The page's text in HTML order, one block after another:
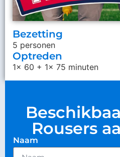
Bezetting
5 personen
Optreden
1x 60 + 1x 75 minuten
Rousers
Naam